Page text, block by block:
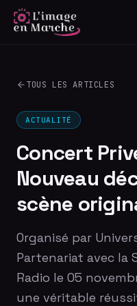
TOUS LES ARTICLES
ACTUALITÉ
Concert
Nouveau
scène
Organisé par
Partenariat avec la
Radio le 05
une véritable